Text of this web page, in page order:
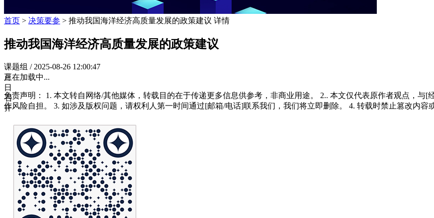
首页 > 决策要参 > 推动我国海洋经济高质量发展的政策建议 详情
推动我国海洋经济高质量发展的政策建议
课题组 / 2025-08-26 12:00:47
月
日
召
开
正在加载中...
免责声明： 1. 本文转自网络/其他媒体，转载目的在于传递更多信息供参考，非商业用途。 2.. 本文仅代表原作者观点，
作风险自担。 3. 如涉及版权问题，请权利人第一时间通过[邮箱/电话]联系我们，我们将立即删除。 4. 转载时禁止篡改内容